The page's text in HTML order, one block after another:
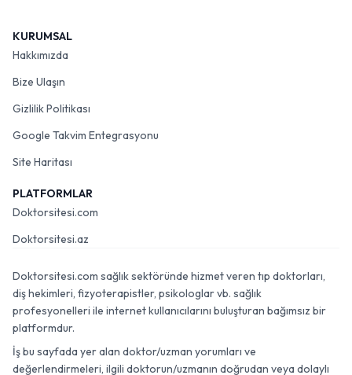
KURUMSAL
Hakkımızda
Bize Ulaşın
Gizlilik Politikası
Google Takvim Entegrasyonu
Site Haritası
PLATFORMLAR
Doktorsitesi.com
Doktorsitesi.az
Doktorsitesi.com sağlık sektöründe hizmet veren tıp doktorları,
diş hekimleri, fizyoterapistler, psikologlar vb. sağlık
profesyonelleri ile internet kullanıcılarını buluşturan bağımsız bir
platformdur.
İş bu sayfada yer alan doktor/uzman yorumları ve
değerlendirmeleri, ilgili doktorun/uzmanın doğrudan veya dolaylı